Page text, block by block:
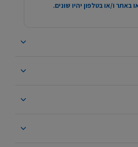
באתר ו/או בטלפון יהיו שונים.